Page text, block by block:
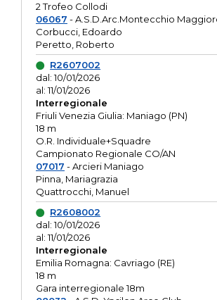
2 Trofeo Collodi
06067 - A.S.D.Arc.Montecchio
Corbucci, Edoardo
Peretto, Roberto
R2607002
dal: 10/01/2026
al: 11/01/2026
Interregionale
Friuli Venezia Giulia: Maniago (PN)
18 m
O.R. Individuale+Squadre
Campionato Regionale CO/AN
07017 - Arcieri Maniago
Pinna, Mariagrazia
Quattrocchi, Manuel
R2608002
dal: 10/01/2026
al: 11/01/2026
Interregionale
Emilia Romagna: Cavriago (RE)
18 m
Gara interregionale 18m